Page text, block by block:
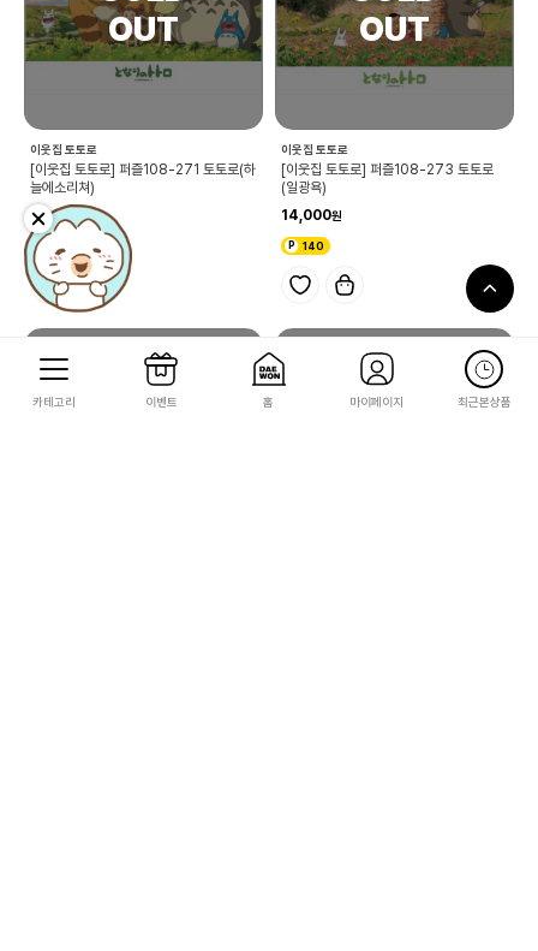
이웃집 토토로
[이웃집 토토로] 퍼즐108-271 토토로(하
늘에소리쳐)
14,000
140
이웃집 토토로
[이웃집 토토로] 퍼즐108-273 토토로
(일광욕)
14,000
140
카테고리 이벤트 홈 마이페이지 최근본상품